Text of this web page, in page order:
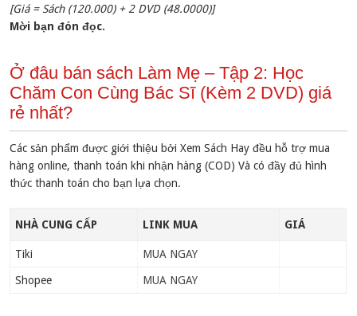
[Giá = Sách (120.000) + 2 DVD (48.0000)]
Mời bạn đón đọc.
Ở đâu bán sách Làm Mẹ – Tập 2: Học
Chăm Con Cùng Bác Sĩ (Kèm 2 DVD) giá
rẻ nhất?
Các sản phẩm được giới thiệu bởi Xem Sách Hay đều hỗ trợ mua
hàng online, thanh toán khi nhận hàng (COD) Và có đầy đủ hình
thức thanh toán cho bạn lựa chọn.
NHÀ CUNG CẤP LINK MUA GIÁ
Tiki MUA NGAY
Shopee MUA NGAY